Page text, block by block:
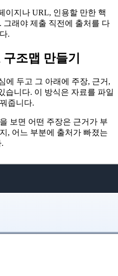
이지나 URL, 인용할 만한 핵
그래야 제출 직전에 출처를 다
.
조맵 만들기
에 두고 그 아래에 주장, 근거,
습니다. 이 방식은 자료를 파일
줍니다.
보면 어떤 주장은 근거가 부
, 어느 부분에 출처가 빠졌는